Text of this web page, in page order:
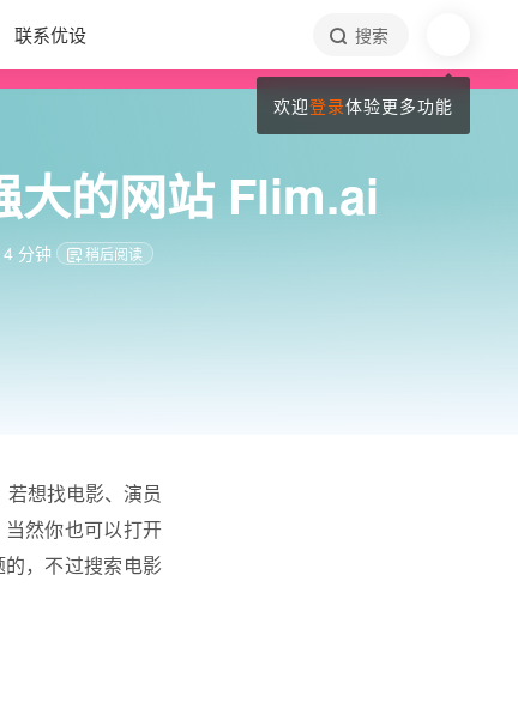
联系优设 搜索
大的网站 Flim.ai
分钟 稍后阅读
想找电影、演员
然你也可以打开
，不过搜索电影
欢迎登录体验更多功能